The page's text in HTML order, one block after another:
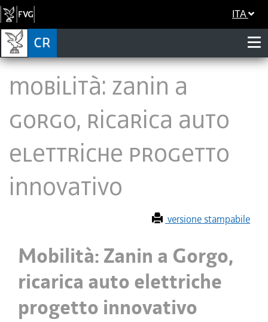
ITA
Mobilità: Zanin a
Gorgo, ricarica auto
elettriche progetto
innovativo
versione stampabile
Mobilità: Zanin a Gorgo,
ricarica auto elettriche
progetto innovativo